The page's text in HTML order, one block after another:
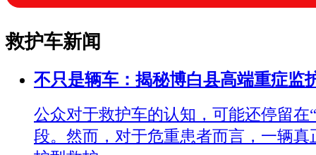
救护车新闻
不只是辆车：揭秘博白县高端重症监
公众对于救护车的认知，可能还停留在
段。然而，对于危重患者而言，一辆真